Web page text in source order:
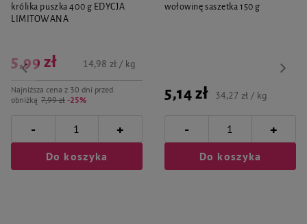
królika puszka 400 g EDYCJA
LIMITOWANA
Najniższa cena z 30 dni przed
obniżką 7,99 zł -25%
5,99 zł 14,98 zł / kg
- +
Do koszyka
wołowinę saszetka 150 g
5,14 zł 34,27 zł / kg
- +
Do koszyka